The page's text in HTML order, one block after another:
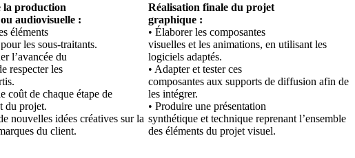
la production
audiovisuelle :
éléments
les sous-traitants.
l’avancée du
respecter les
coût de chaque étape de
du projet.
nouvelles idées créatives sur la
du client.
Réalisation finale du projet
graphique :
• Élaborer les composantes
visuelles et les animations, en utilisant les
logiciels adaptés.
• Adapter et tester ces
composantes aux supports de diffusion afin de
les intégrer.
• Produire une présentation
synthétique et technique reprenant l’ensemble
des éléments du projet visuel.